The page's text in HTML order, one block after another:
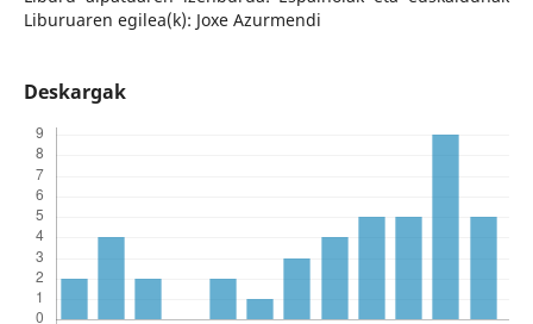
Liburuaren egilea(k): Joxe Azurmendi
Deskargak